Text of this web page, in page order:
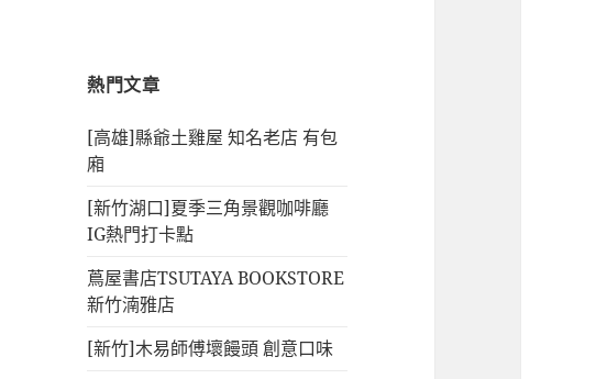
熱門文章
[高雄]縣爺土雞屋 知名老店 有包
廂
[新竹湖口]夏季三角景觀咖啡廳
IG熱門打卡點
蔦屋書店TSUTAYA BOOKSTORE
新竹湳雅店
[新竹]木易師傅壞饅頭 創意口味